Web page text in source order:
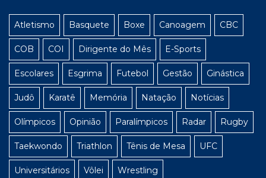
Atletismo Basquete Boxe Canoagem CBC
COB COI Dirigente do Mês E-Sports
Escolares Esgrima Futebol Gestão Ginástica
Judô Karatê Memória Natação Notícias
Olímpicos Opinião Paralímpicos Radar Rugby
Taekwondo Triathlon Tênis de Mesa UFC
Universitários Vôlei Wrestling